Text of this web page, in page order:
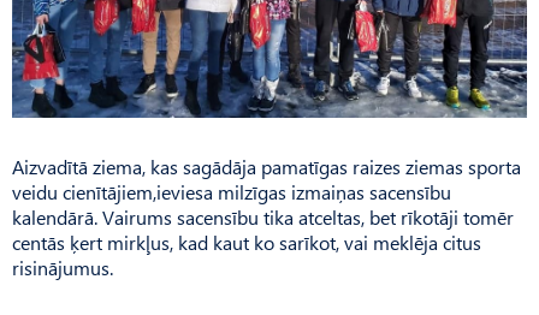
Aizvadītā ziema, kas sagādāja pamatīgas raizes ziemas sporta
veidu cienītājiem,ieviesa milzīgas izmaiņas sacensību
kalendārā. Vairums sacensību tika atceltas, bet rīkotāji tomēr
centās ķert mirkļus, kad kaut ko sarīkot, vai meklēja citus
risinājumus.